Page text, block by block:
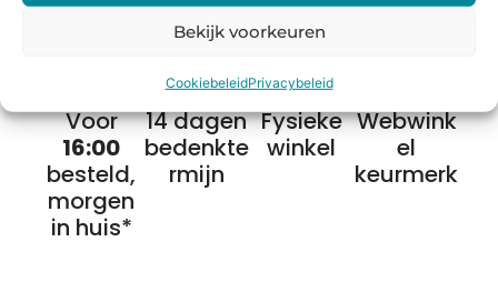
Bekijk voorkeuren
CookiebeleidPrivacybeleid
Voor
16:00
besteld,
morgen
in huis*
14 dagen
bedenkte
rmijn
Fysieke
winkel
Webwink
el
keurmerk